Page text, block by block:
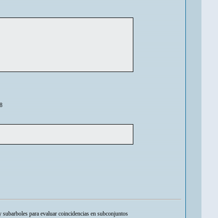
para evaluar coincidencias en subconjuntos